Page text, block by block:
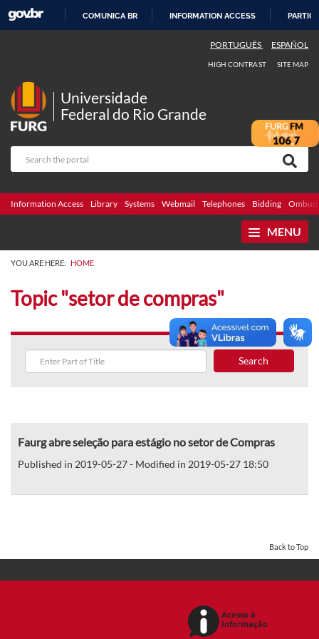
COMUNICA BR INFORMATION ACCESS
PORTUGUÊS ESPAÑOL
HIGH CONTRAST SITE MAP
Universidade
Federal do Rio Grande
Information Access Library Systems Webmail Telephones Bidding
MENU
YOU ARE HERE: HOME
Topic "setor de compras"
Search
Faurg abre seleção para estágio no setor de Compras
Published in 2019-05-27 - Modified in 2019-05-27 18:50
Back to Top